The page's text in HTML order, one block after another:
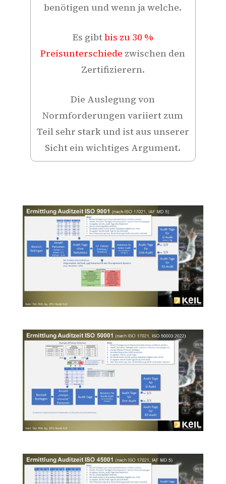
benötigen und wenn ja welche.
Es gibtbis zu 30 %
Preisunterschiede zwischen den
Zertifizierern.
Die Auslegung von
Normforderungen variiert zum
Teil sehr stark und ist aus unserer
Sicht ein wichtiges Argument.